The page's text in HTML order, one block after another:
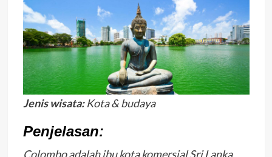
Jenis wisata:Kota & budaya
Penjelasan:
Colombo adalah ibu kota komersial Sri Lanka